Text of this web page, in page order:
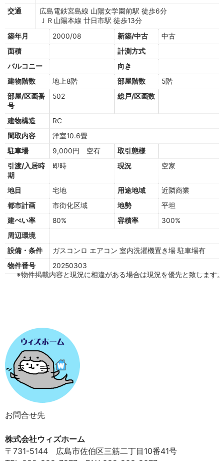
交通
広島電鉄宮島線 山陽女学園前駅 徒歩6分
ＪＲ山陽本線 廿日市駅 徒歩13分
築年月
2000/08 新築/中古
中古
面積
計測方式
バルコニー
向き
建物階数
地上8階 部屋階数
5階
部屋/区画番
号
502 総戸/区画数
建物構造
RC
間取内容
洋室10.6畳
駐車場
9,000円 空有
取引態様
引渡/入居時
期
即時 現況 空家
地目 宅地 用途地域
近隣商業
都市計画
市街化区域 地勢
平坦
建ぺい率
80% 容積率
300%
周辺環境
設備・条件
ガスコンロ エアコン 室内洗濯機置き場 駐車場有
物件番号
20250303
※物件掲載内容と現況に相違がある場合は現況を優先と致します。
お問合せ先
株式会社ウィズホーム
〒731-5144 広島市佐伯区三筋二丁目10番41号